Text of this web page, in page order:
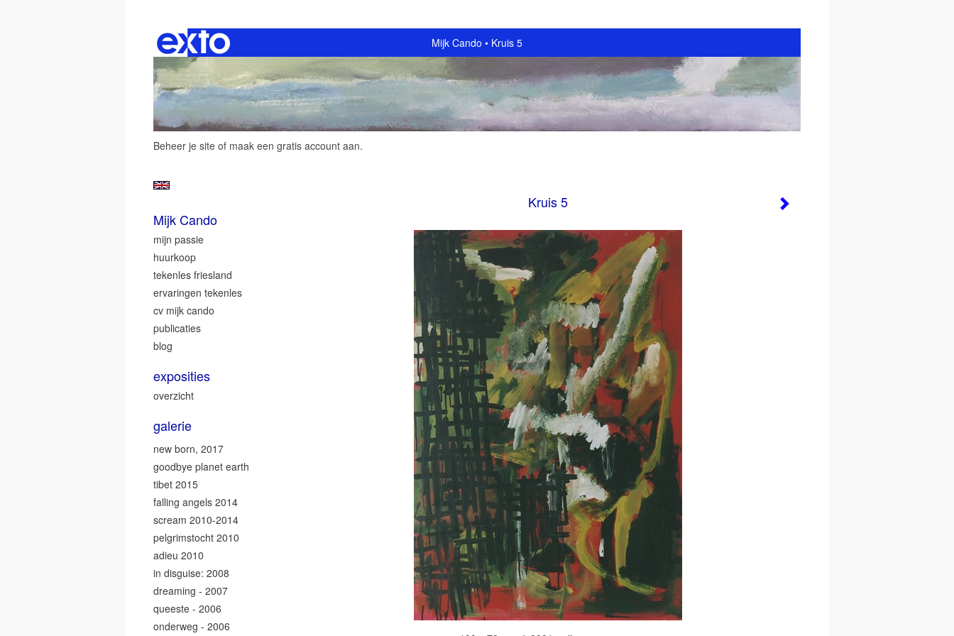
Mijk Cando Kruis 5
Beheer je site of maak een gratis account aan.
Kruis 5
Mijk Cando
mijn passie
huurkoop
tekenles friesland
ervaringen tekenles
cv mijk cando
publicaties
blog
exposities
overzicht
galerie
new born, 2017
goodbye planet earth
tibet 2015
falling angels 2014
scream 2010-2014
pelgrimstocht 2010
adieu 2010
in disguise: 2008
dreaming - 2007
queeste - 2006
onderweg - 2006